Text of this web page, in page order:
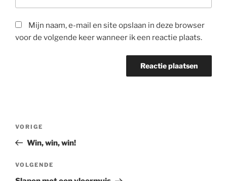
Mijn naam, e-mail en site opslaan in deze browser
voor de volgende keer wanneer ik een reactie plaats.
Vorig
bericht
VORIGE
Win, win, win!
Volgend
bericht
VOLGENDE